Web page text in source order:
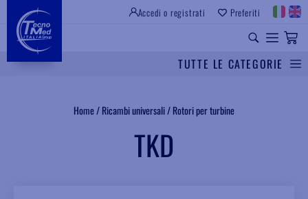
Accedi o registrati Preferiti
TUTTE LE CATEGORIE
Home/ Ricambi universali/ Rotori per turbine
TKD